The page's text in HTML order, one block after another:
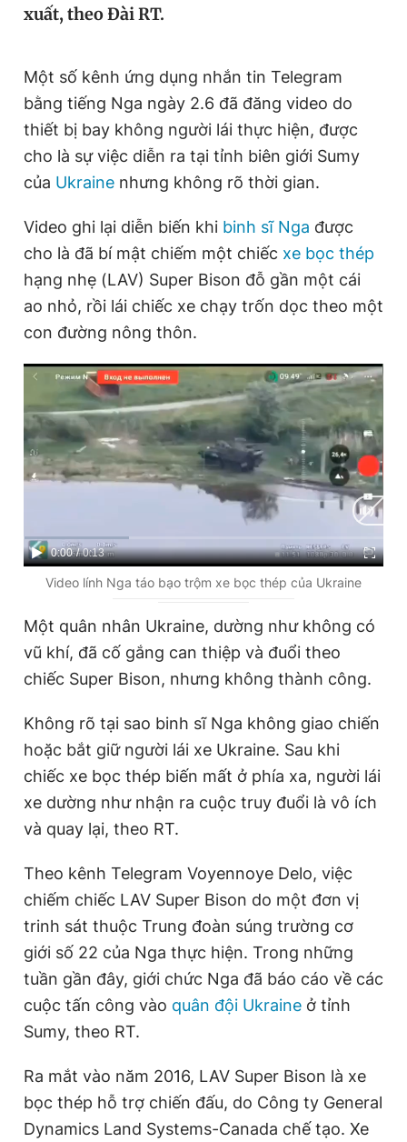
Video
Sản phẩm khác
Tiện ích Bạn cần biết
Thông tin tòa soạn Liên hệ quảng cáo
Đọc Thanh Niên trên điện thoại
Theo dõi báo trên
Hotline Liên hệ quảng cáo
0908 780 404
Đặt báo Quảng cáo Tòa soạn Chính sách bảo
Tổng biên tập: Nguyễn Ngọc Toàn
Phó tổng biên tập thường trực: Hải Thành
Phó tổng biên tập: Trần Việt Hưng
Tổng thư ký tòa soạn: Đức Trung
Giấy phép xuất bản số 110/GP - BTTTT cấp ngày 24.3.2020
© 2003-2026 Bản quyền thuộc về Báo Thanh Niên. Cấm sao
bản. Phát triển bởi ePi Technologies, JSC.
xuất, theo Đài RT.
Một số kênh ứng dụng nhắn tin Telegram
bằng tiếng Nga ngày 2.6 đã đăng video do
thiết bị bay không người lái thực hiện, được
cho là sự việc diễn ra tại tỉnh biên giới Sumy
của Ukraine nhưng không rõ thời gian.
Video ghi lại diễn biến khi binh sĩ Nga được
cho là đã bí mật chiếm một chiếc xe bọc thép
hạng nhẹ (LAV) Super Bison đỗ gần một cái
ao nhỏ, rồi lái chiếc xe chạy trốn dọc theo một
con đường nông thôn.
C
u
r
e
n
t
i
m
e
0:00 / D
u
a
t
i
o
n
0:13
Video lính Nga táo bạo trộm xe bọc thép của Ukraine
Một quân nhân Ukraine, dường như không có
vũ khí, đã cố gắng can thiệp và đuổi theo
chiếc Super Bison, nhưng không thành công.
Không rõ tại sao binh sĩ Nga không giao chiến
hoặc bắt giữ người lái xe Ukraine. Sau khi
chiếc xe bọc thép biến mất ở phía xa, người lái
xe dường như nhận ra cuộc truy đuổi là vô ích
và quay lại, theo RT.
Theo kênh Telegram Voyennoye Delo, việc
chiếm chiếc LAV Super Bison do một đơn vị
trinh sát thuộc Trung đoàn súng trường cơ
giới số 22 của Nga thực hiện. Trong những
tuần gần đây, giới chức Nga đã báo cáo về các
cuộc tấn công vào quân đội Ukraine ở tỉnh
Sumy, theo RT.
Ra mắt vào năm 2016, LAV Super Bison là xe
bọc thép hỗ trợ chiến đấu, do Công ty General
Dynamics Land Systems-Canada chế tạo. Xe